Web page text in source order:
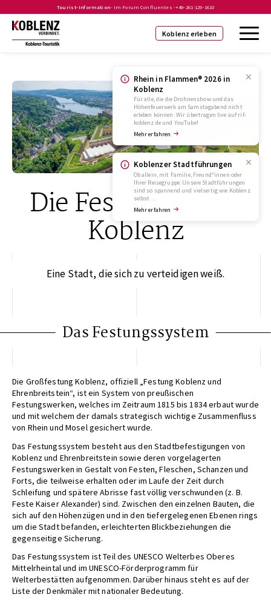
Tourist-Information- Im Forum Confluentes -+49-261-129-1610
Koblenz erleben
Rhein in Flammen® 2026 in
Koblenz
Für alle, die die Drohnenshow und das
Höhenfeuerwerk am Samstagabend nicht
erleben können: Wir übertragen live auf rif-
koblenz.de und YouTube!
Mehr erfahren
Koblenzer Stadtführungen
Ob allein, mit Familie, Freund*innen oder
Ihrer Reisegruppe: Unsere Stadtführungen
sind so spannend und vielseitig wie Koblenz
selbst …
Mehr erfahren
Die Festungsstadt
Koblenz
Eine Stadt, die sich zu verteidigen weiß.
Das Festungssystem
Die Großfestung Koblenz, offiziell „Festung Koblenz und
Ehrenbreitstein“, ist ein System von preußischen
Festungswerken, welches im Zeitraum 1815 bis 1834 erbaut wurde
und mit welchem der damals strategisch wichtige Zusammenfluss
von Rhein und Mosel gesichert wurde.
Das Festungssystem besteht aus den Stadtbefestigungen von
Koblenz und Ehrenbreitstein sowie deren vorgelagerten
Festungswerken in Gestalt von Festen, Fleschen, Schanzen und
Forts, die teilweise erhalten oder im Laufe der Zeit durch
Schleifung und spätere Abrisse fast völlig verschwunden (z. B.
Feste Kaiser Alexander) sind. Zwischen den einzelnen Bauten, die
sich auf den Höhenzügen und in den tiefergelegenen Ebenen rings
um die Stadt befanden, erleichterten Blickbeziehungen die
gegenseitige Sicherung.
Das Festungssystem ist Teil des UNESCO Welterbes Oberes
Mittelrheintal und im UNESCO-Förderprogramm für
Welterbestätten aufgenommen. Darüber hinaus steht es auf der
Liste der Denkmäler mit nationaler Bedeutung.